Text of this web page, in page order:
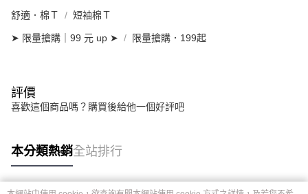
舒適．棉Ｔ 短袖棉Ｔ
➤ 限量搶購｜99 元 up ➤ 限量搶購．199起
評價
喜歡這個商品嗎？購買後給他一個好評吧
本分類熱銷全站排行